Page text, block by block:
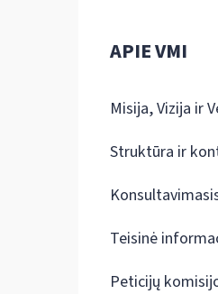
APIE VMI
Misija, Vizija ir
Struktūra ir
Teisinė
Peticijų